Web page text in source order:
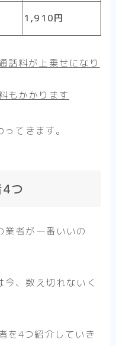
1,910円
話料が上乗せになり
もかかります
てきます。
つ
業者が一番いいの
、数え切れないく
を4つ紹介していき